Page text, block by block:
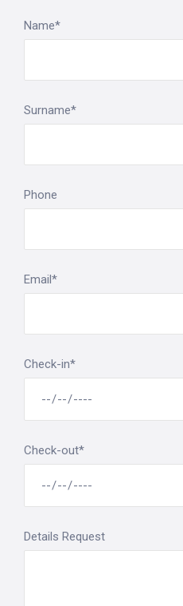
Name*
Surname*
Phone
Email*
Check-in*
Check-out*
Details Request
Search
for: